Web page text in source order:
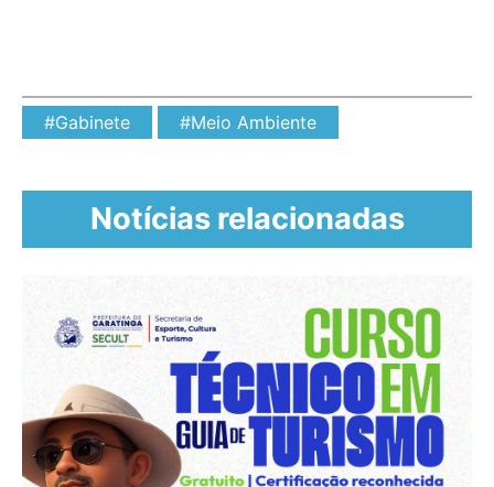
#Gabinete #Meio Ambiente
Notícias relacionadas